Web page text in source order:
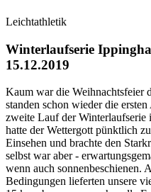
Leichtathletik
Winterlaufserie
15.12.2019
Kaum war die Weihnachtsfeier
standen schon wieder die
zweite Lauf der
hatte der Wettergott pünktlich
Einsehen und brachte den
selbst war aber -
wenn auch sonnenbeschienen.
Bedingungen lieferten unsere